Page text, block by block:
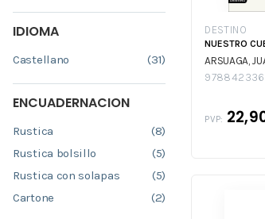
IDIOMA
Castellano (31)
ENCUADERNACION
Rustica
(8)
Rustica bolsillo
(5)
Rustica con solapas
(5)
Cartone
(2)
DESTINO
NUESTRO
ARSUAGA,
PVP: